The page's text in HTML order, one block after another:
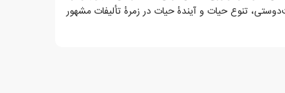
تنوع حیات و آیندهٔ حیات در زمرهٔ تألیفات مشهور